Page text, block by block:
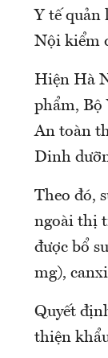
Y tế quản
Nội kiểm
Hiện Hà
phẩm, Bộ
An toàn
Dinh
Theo đó,
ngoài thị
được bổ
mg),
Quyết
thiện